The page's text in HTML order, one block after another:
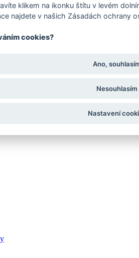
10x15m, 150gr/m2
klikem na ikonku štítu v levém
najdete v našich Zásadách ochrany
cookies?
Ano,
Nesouhlasím
Nastavení